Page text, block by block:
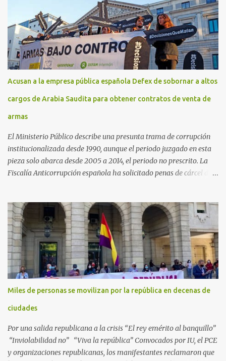
Acusan a la empresa pública española Defex de sobornar a altos
cargos de Arabia Saudita para obtener contratos de venta de
armas
El Ministerio Público describe una presunta trama de corrupción
institucionalizada desde 1990, aunque el periodo juzgado en esta
pieza solo abarca desde 2005 a 2014, el periodo no prescrito. La
Fiscalía Anticorrupción española ha solicitado penas de cárcel de
Arabia Saudita a través de la empresa pública española Defex,
disuelta. El fiscal Conrado Saiz describe en su escrito de
conclusiones cómo la empresa pública Defex pagó comisiones
ilegales a diversas autoridades del régimen árabe entre 2005 y
2014, para obtener a cambio la materialización de los contratos. El
Ministerio Público lleva a cabo esta acusación en una de las piezas
separadas del llamado 'caso Defex', que investiga once ventas
ejecutadas en este periodo, y atribuye a José Ignacio Encinas
Charro, presidente de la compañía pública hasta 2013, los
Miles de personas se movilizan por la república en decenas de
ciudades
Por una salida republicana a la crisis “El rey emérito al banquillo”
“Inviolabilidad no” “Viva la república” Convocados por IU, el PCE
y organizaciones republicanas, los manifestantes reclamaron que